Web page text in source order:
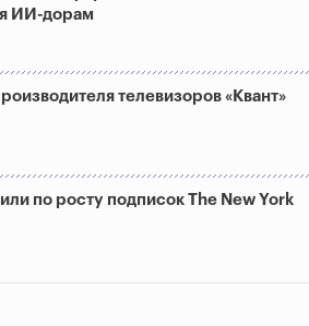
ИИ-дорам
телевизоров «Квант»
по росту подписок The New York